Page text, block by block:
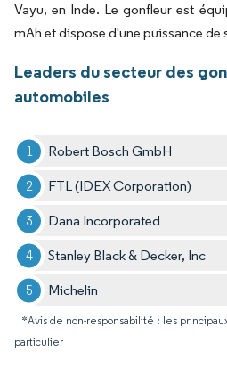
Vayu, en Inde. Le gonfleur est
mAh et dispose d'une puissance de
Leaders du secteur des
automobiles
Robert Bosch GmbH
FTL (IDEX Corporation)
Dana Incorporated
Stanley Black & Decker, Inc
Michelin
*Avis de non-responsabilité : les
particulier